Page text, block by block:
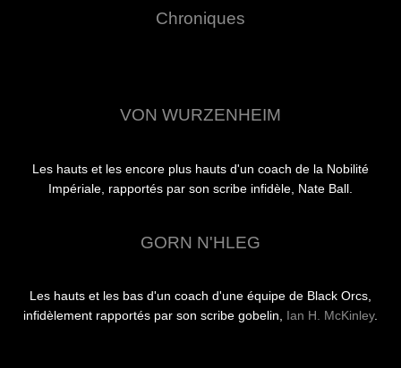
Chroniques
VON WURZENHEIM
Les hauts et les encore plus hauts d'un coach de la Nobilité
Impériale, rapportés par son scribe infidèle, Nate Ball.
GORN N'HLEG
Les hauts et les bas d'un coach d'une équipe de Black Orcs,
infidèlement rapportés par son scribe gobelin, Ian H. McKinley.